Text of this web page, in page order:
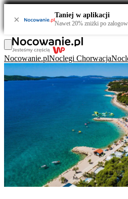
× Taniej w aplikacji
Nawet 20% zniżki po
Nocowanie.plNoclegi Chorwacja